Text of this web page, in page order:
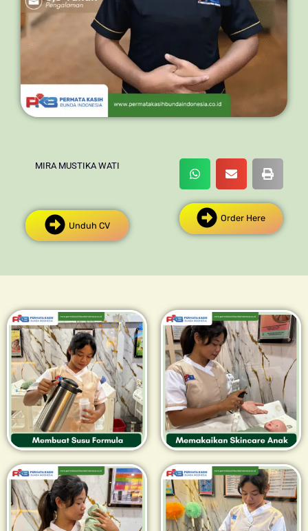
MIRA MUSTIKA WATI
Unduh CV
Order Here